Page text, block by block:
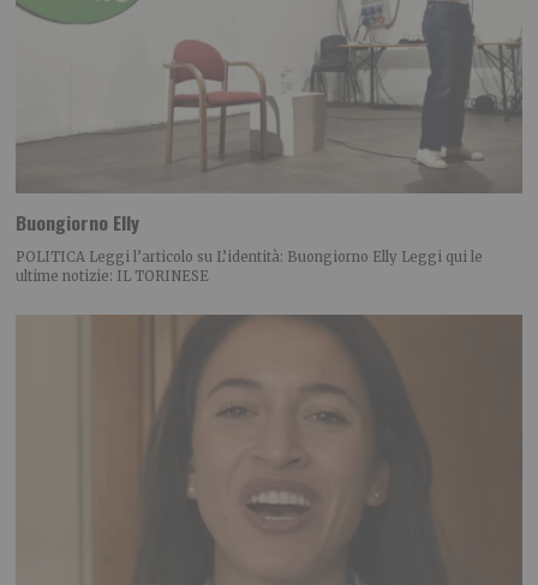
Buongiorno Elly
POLITICA Leggi l’articolo su L’identità: Buongiorno Elly Leggi qui le
ultime notizie: IL TORINESE